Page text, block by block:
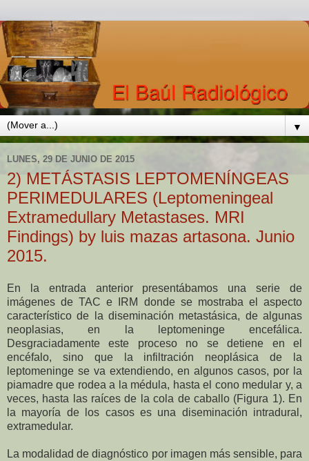
▼
LUNES, 29 DE JUNIO DE 2015
2) METÁSTASIS LEPTOMENÍNGEAS
PERIMEDULARES (Leptomeningeal
Extramedullary Metastases. MRI
Findings) by luis mazas artasona. Junio
2015.
En la entrada anterior presentábamos una serie de
imágenes de TAC e IRM donde se mostraba el aspecto
característico de la diseminación metastásica, de algunas
neoplasias, en la leptomeninge encefálica.
Desgraciadamente este proceso no se detiene en el
encéfalo, sino que la infiltración neoplásica de la
leptomeninge se va extendiendo, en algunos casos, por la
piamadre que rodea a la médula, hasta el cono medular y, a
veces, hasta las raíces de la cola de caballo (Figura 1). En
la mayoría de los casos es una diseminación intradural,
extramedular.
La modalidad de diagnóstico por imagen más sensible, para